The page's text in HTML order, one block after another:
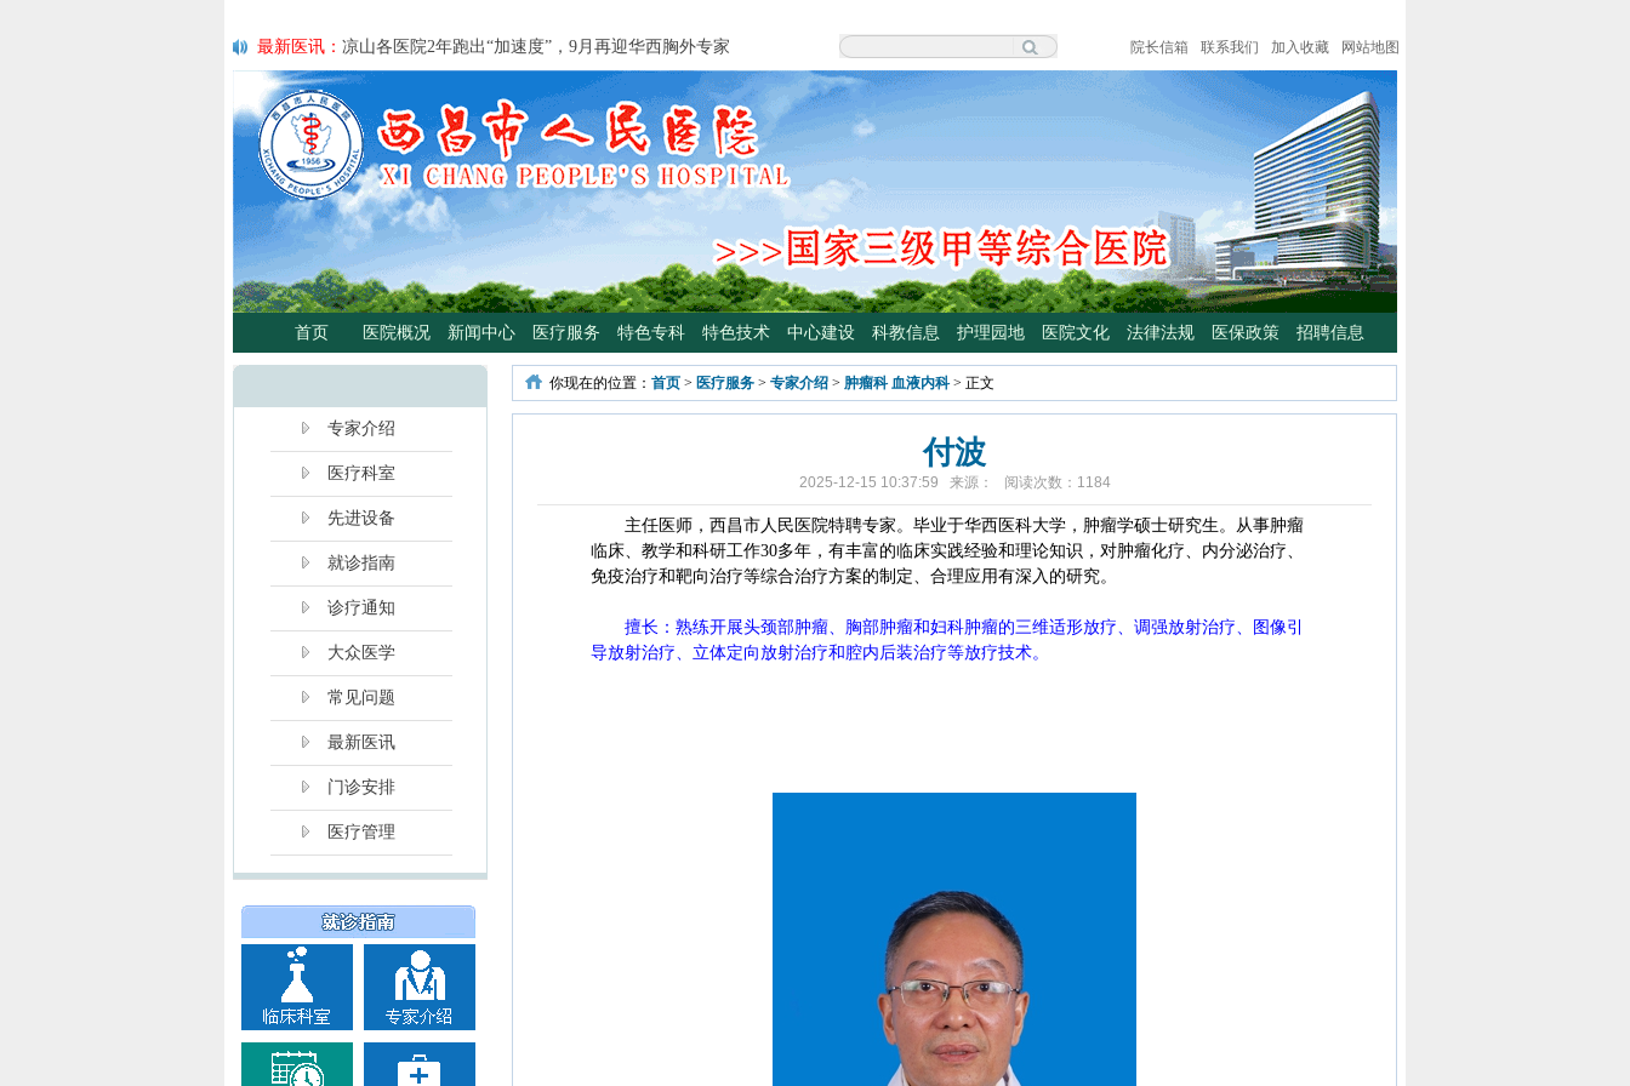
最新医讯： 凉山各医院2年跑出“加速度”，9月再迎华西胸外专家
最新医讯：紧急通知
最新医讯：好消息！四川大学华西医院泌尿外科专家魏强教授来院坐诊
最新医讯：西昌市人民总医院携手省科学普及专委会开展卫生下乡及科普
宣传活动
最新医讯：西昌市人民医院耳鼻咽喉头颈外科将于3月3日开展“全国爱耳
日”义诊活动
最新医讯： 重磅消息！2月21日起，四川大学华西医院泌尿外科魏强教授
将定期到西昌市人民医院开展门诊、手术
最新医讯：西昌市人民医院胃肠肿瘤专病门诊开诊！
最新医讯：西昌市人民医院开展日间蓝光治疗门诊 轻度“小黄人”，母子不
分离、不住院就能照蓝光啦！
最新医讯：好消息！西昌市人民医院高压氧舱运行啦
【义诊预告】西昌市人民医院大型义诊活动，5月7日约定您
院长信箱 联系我们 加入收藏 网站地图
首页 医院概况 新闻中心 医疗服务 特色专科 特色技术 中心建设 科教信息 护理园地 医院文化 法律法规 医保政策 招聘信息
专家介绍
医疗科室
先进设备
就诊指南
诊疗通知
大众医学
常见问题
最新医讯
门诊安排
医疗管理
你现在的位置： 首页 > 医疗服务 > 专家介绍 > 肿瘤科 血液内科> 正文
付波
2025-12-15 10:37:59 来源： 阅读次数： 1184
主任医师，西昌市人民医院特聘专家。毕业于华西医科大学，肿瘤学硕士研究生。从事肿瘤
临床、教学和科研工作30多年，有丰富的临床实践经验和理论知识，对肿瘤化疗、内分泌治疗、
免疫治疗和靶向治疗等综合治疗方案的制定、合理应用有深入的研究。
擅长：熟练开展头颈部肿瘤、胸部肿瘤和妇科肿瘤的三维适形放疗、调强放射治疗、图像引
导放射治疗、立体定向放射治疗和腔内后装治疗等放疗技术。